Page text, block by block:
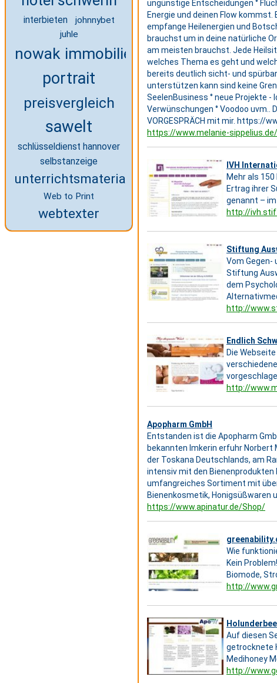
interbieten
johnnybet
juhle
nowak immobilien
portrait
preisvergleich
sawelt
schlüsseldienst hannover
selbstanzeige
unterrichtsmaterial
Web to Print
webtexter
ungünstige Entscheidungen °
Energie und deinen Flow
empfange Heilenergien und
brauchst um in deine natürliche
am meisten brauchst. Jede
welches Thema es geht und
bereits deutlich sicht- und
unterstützen kann sind keine
SeelenBusiness ° neue Projekte -
Verwünschungen ° Voodoo uvm..
VORGESPRÄCH mit mir. https://
https://www.melanie-sippelius.de/
IVH
Mehr als
Ertrag ihrer
genannt –
http://
Stiftung
Vom Gegen-
Stiftung
dem
http://
Endlich
Die
http://
Apopharm GmbH
Entstanden ist die Apopharm
bekannten Imkerin erfuhr Norbert
der Toskana Deutschlands, am
intensiv mit den Bienenprodukten
umfangreiches Sortiment mit
Bienenkosmetik, Honigsüßwaren
https://www.apinatur.de/Shop/
Wie
Kein
Biomode,
http://
Auf diesen
getrocknete
Medihoney
http://